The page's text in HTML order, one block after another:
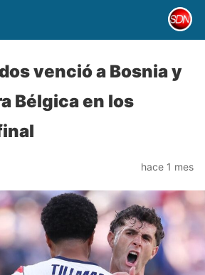
venció a Bosnia y
Bélgica en los
hace 1 mes